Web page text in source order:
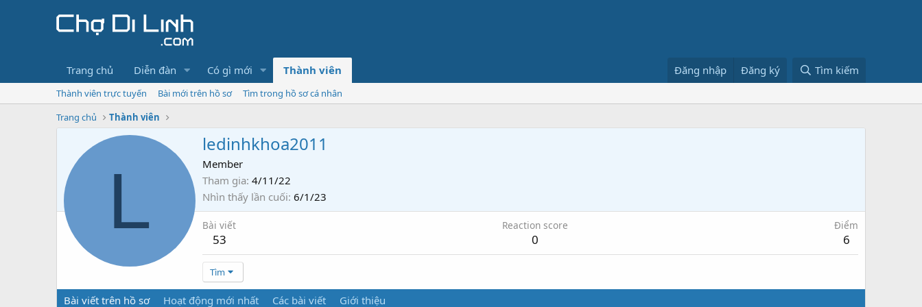
Trang chủ Diễn đàn Có gì mới Thành viên Đăng nhập Đăng ký Tìm kiếm
Thành viên trực tuyến Bài mới trên hồ sơ
Tìm trong hồ sơ cá nhân
Trang chủ
Thành viên
L
ledinhkhoa2011
Member
Tham gia 4/11/22
Nhìn thấy lần cuối 6/1/23
Bài viết
53
Reaction score
0
Điểm
6
Tìm
Bài viết trên hồ sơ Hoạt động mới nhất Các bài viết Giới thiệu